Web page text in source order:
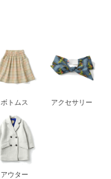
ボトムス アクセサリー
アウター